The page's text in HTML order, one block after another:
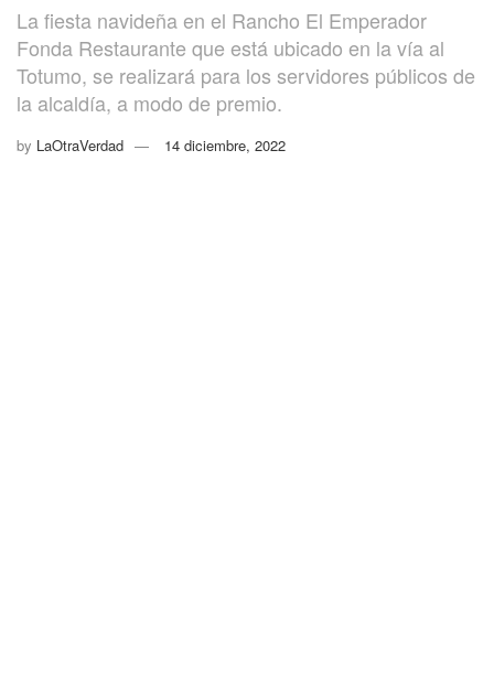
La fiesta navideña en el Rancho El Emperador
Fonda Restaurante que está ubicado en la vía al
Totumo, se realizará para los servidores públicos de
la alcaldía, a modo de premio.
by LaOtraVerdad 14 diciembre, 2022